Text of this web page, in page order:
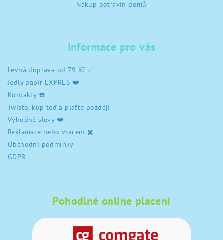
Nákup potravin domů
Informace pro vás
Levná doprava od 79 Kč ✅
Jedlý papír EXPRES ❤️
Kontakty ☎️
Twisto, kup teď a plaťte později
Výhodné slevy ❤️
Reklamace nebo vrácení ✖️
Obchodní podmínky
GDPR
Pohodlné online placení